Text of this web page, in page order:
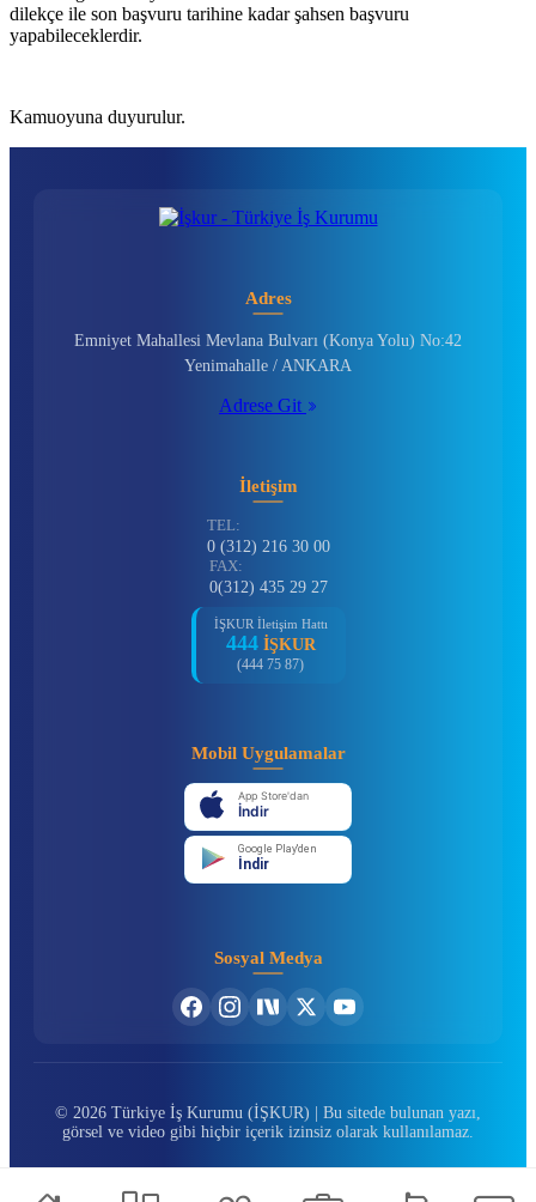
dilekçe ile son başvuru tarihine kadar şahsen başvuru
yapabileceklerdir.
Kamuoyuna duyurulur.
Adres
Emniyet Mahallesi Mevlana Bulvarı (Konya Yolu) No:42
Yenimahalle / ANKARA
Adrese Git
İletişim
TEL:
0 (312) 216 30 00
FAX:
0(312) 435 29 27
İŞKUR İletişim Hattı
444 İŞKUR
(444 75 87)
Mobil Uygulamalar
App Store'dan
İndir
Google Play'den
İndir
Sosyal Medya
© 2026 Türkiye İş Kurumu (İŞKUR) | Bu sitede bulunan yazı,
görsel ve video gibi hiçbir içerik izinsiz olarak kullanılamaz.